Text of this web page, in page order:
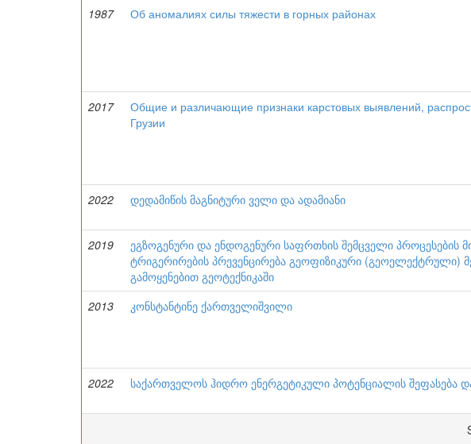
1987 Об аномалиях силы тяжести в горных районах
2017
Общие и различающие признаки карстовых выявлений,
Грузии
2022
დედამიწის მაგნიტური ველი და ადამიანი
2019
ეგზოგენური და ენდოგენური საფრთხის შემცველი პროცესების
ტრიგერირების პრევენცირება გეოფიზიკური (გეოელექტრული)
გამოყენებით გეოტექნიკაში
2013
კონსტანტინე ქართველიშვილი
2022
საქართველოს ჰიდრო ენერგეტიკული პოტენციალის შეფასება